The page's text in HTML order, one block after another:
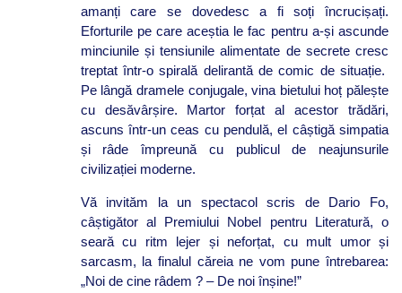
amanți care se dovedesc a fi soți încrucișați.
Eforturile pe care aceștia le fac pentru a-și ascunde
minciunile și tensiunile alimentate de secrete cresc
treptat într-o spirală delirantă de comic de situație.
Pe lângă dramele conjugale, vina bietului hoț pălește
cu desăvârșire. Martor forțat al acestor trădări,
ascuns într-un ceas cu pendulă, el câștigă simpatia
și râde împreună cu publicul de neajunsurile
civilizației moderne.
Vă invităm la un spectacol scris de Dario Fo,
câștigător al Premiului Nobel pentru Literatură, o
seară cu ritm lejer și neforțat, cu mult umor și
sarcasm, la finalul căreia ne vom pune întrebarea:
„Noi de cine râdem ? – De noi înșine!”